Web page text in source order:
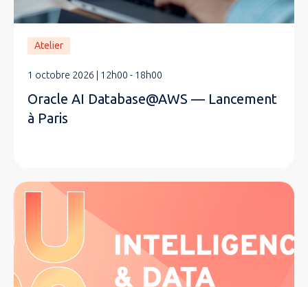
Atelier
1 octobre 2026 | 12h00 - 18h00
Oracle AI Database@AWS — Lancement
à Paris